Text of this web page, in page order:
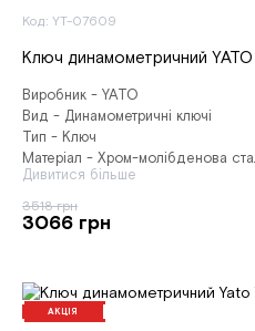
Код: YT-07609
Ключ динамометричний
Виробник - YATO
Вид - Динамометричні ключі
Тип - Ключ
Матеріал - Хром-молібденова
Дивитися більше
3518 грн
3066 грн
АКЦІЯ